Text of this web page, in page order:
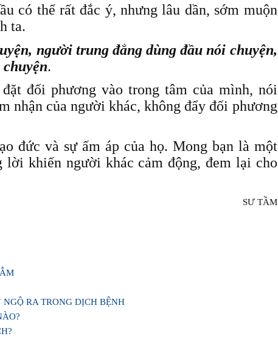
có thể rất đắc ý, nhưng lâu dần, sớm muộn
ta.
người trung đẳng dùng đầu nói chuyện,
.
đối phương vào trong tâm của mình, nói
nhận của người khác, không đẩy đối phương
đức và sự ấm áp của họ. Mong bạn là một
khiến người khác cảm động, đem lại cho
SƯ TẦM
RA TRONG DỊCH BỆNH